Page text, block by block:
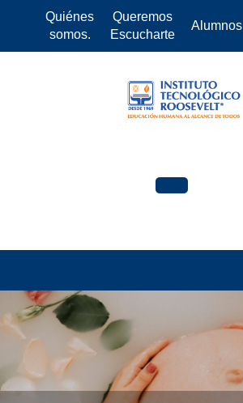
Quiénes
somos.
Queremos
Escucharte
Alumnos